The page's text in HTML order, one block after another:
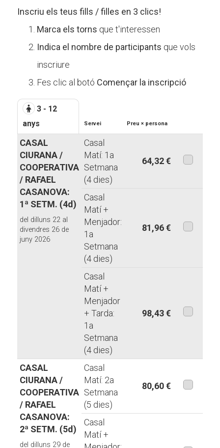
Inscriu els teus fills / filles en 3 clics!
Marca els torns que t'interessen
Indica el nombre de participants que vols
inscriure
Fes clic al botó Començar la inscripció
3 - 12
anys
Servei Preu × persona
CASAL
CIURANA /
COOPERATIVA
/ RAFAEL
CASANOVA:
1ª SETM. (4d)
del dilluns 22 al
divendres 26 de
juny 2026
Casal
Matí: 1a
Setmana
(4 dies)
64,32 €
Casal
Matí +
Menjador:
1a
Setmana
(4 dies)
81,96 €
Casal
Matí +
Menjador
+ Tarda:
1a
Setmana
(4 dies)
98,43 €
CASAL
CIURANA /
COOPERATIVA
/ RAFAEL
CASANOVA:
2ª SETM. (5d)
del dilluns 29 de
Casal
Matí: 2a
Setmana
(5 dies)
80,60 €
Casal
Matí +